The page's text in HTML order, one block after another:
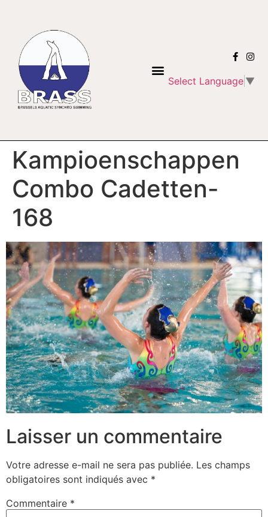
Select Language ▼
Kampioenschappen
Combo Cadetten-
168
Laisser un commentaire
Votre adresse e-mail ne sera pas publiée. Les champs
obligatoires sont indiqués avec *
Commentaire *